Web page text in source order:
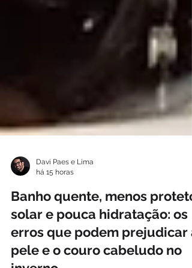
há 15 horas
Banho quente, menos
solar e pouca hidratação: os
erros que podem prejudicar a